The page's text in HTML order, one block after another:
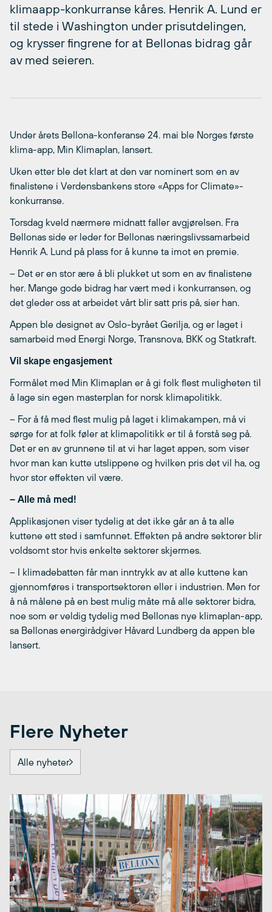
klimaapp-konkurranse kåres. Henrik A. Lund er
til stede i Washington under prisutdelingen,
og krysser fingrene for at Bellonas bidrag går
av med seieren.
Under årets Bellona-konferanse 24. mai ble Norges første
klima-app, Min Klimaplan, lansert.
Uken etter ble det klart at den var nominert som en av
finalistene i Verdensbankens store «Apps for Climate»-
konkurranse.
Torsdag kveld nærmere midnatt faller avgjørelsen. Fra
Bellonas side er leder for Bellonas næringslivssamarbeid
Henrik A. Lund på plass for å kunne ta imot en premie.
– Det er en stor ære å bli plukket ut som en av finalistene
her. Mange gode bidrag har vært med i konkurransen, og
det gleder oss at arbeidet vårt blir satt pris på, sier han.
Appen ble designet av Oslo-byrået Gerilja, og er laget i
samarbeid med Energi Norge, Transnova, BKK og Statkraft.
Vil skape engasjement
Formålet med Min Klimaplan er å gi folk flest muligheten til
å lage sin egen masterplan for norsk klimapolitikk.
– For å få med flest mulig på laget i klimakampen, må vi
sørge for at folk føler at klimapolitikk er til å forstå seg på.
Det er en av grunnene til at vi har laget appen, som viser
hvor man kan kutte utslippene og hvilken pris det vil ha, og
hvor stor effekten vil være.
– Alle må med!
Applikasjonen viser tydelig at det ikke går an å ta alle
kuttene ett sted i samfunnet. Effekten på andre sektorer blir
voldsomt stor hvis enkelte sektorer skjermes.
– I klimadebatten får man inntrykk av at alle kuttene kan
gjennomføres i transportsektoren eller i industrien. Men for
å nå målene på en best mulig måte må alle sektorer bidra,
noe som er veldig tydelig med Bellonas nye klimaplan-app,
sa Bellonas energirådgiver Håvard Lundberg da appen ble
lansert.
Flere Nyheter
Alle nyheter